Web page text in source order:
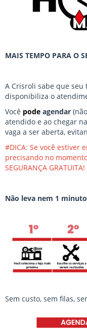
MAIS TEMPO PARA O
A Crisroli sabe que
disponibiliza o
Você pode agendar
atendido e ao chegar
vaga a ser aberta,
#DICA: Se você estiver
precisando no
SEGURANÇA GRATUITA!
Não leva nem 1
Sem custo, sem filas,